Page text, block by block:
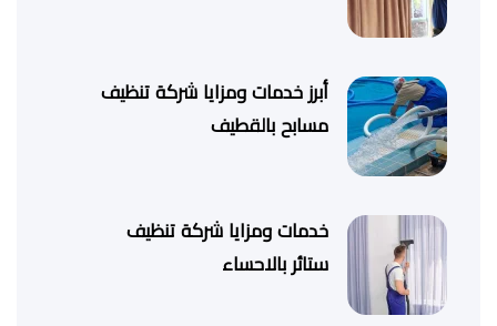
أبرز خدمات ومزايا شركة تنظيف
مسابح بالقطيف
خدمات ومزايا شركة تنظيف
ستائر بالاحساء